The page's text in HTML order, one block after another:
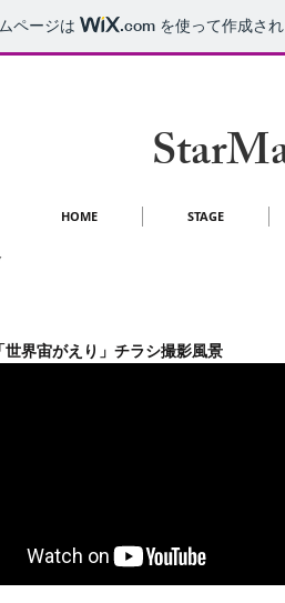
ページは .com を使って作成さ
HOME STAGE
界宙がえり」チラシ撮影風景